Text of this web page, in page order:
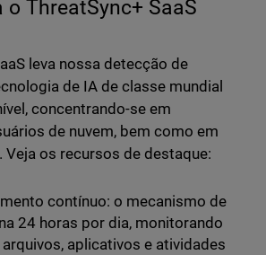
o ThreatSync+ SaaS
leva nossa detecção de
de IA de classe mundial
concentrando-se em
de nuvem, bem como em
Veja os recursos de destaque:
contínuo: o mecanismo de
24 horas por dia, monitorando
arquivos, aplicativos e atividades